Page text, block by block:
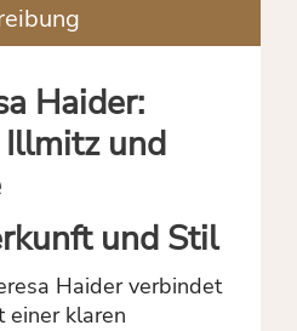
Haider:
und
und Stil
Haider verbindet
einer klaren